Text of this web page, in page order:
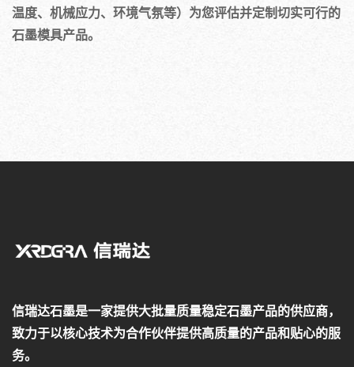
温度、机械应力、环境气氛等）为您评估并定制切实可行的
石墨模具产品。
信瑞达石墨是一家提供大批量质量稳定石墨产品的供应商，
致力于以核心技术为合作伙伴提供高质量的产品和贴心的服
务。